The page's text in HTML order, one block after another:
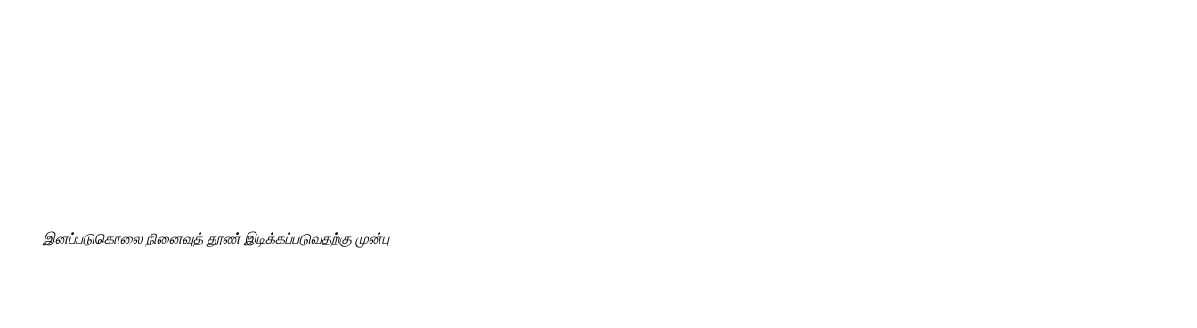
இனப்படுகொலை நினைவுத் தூண் இடிக்கப்படுவதற்கு முன்பு